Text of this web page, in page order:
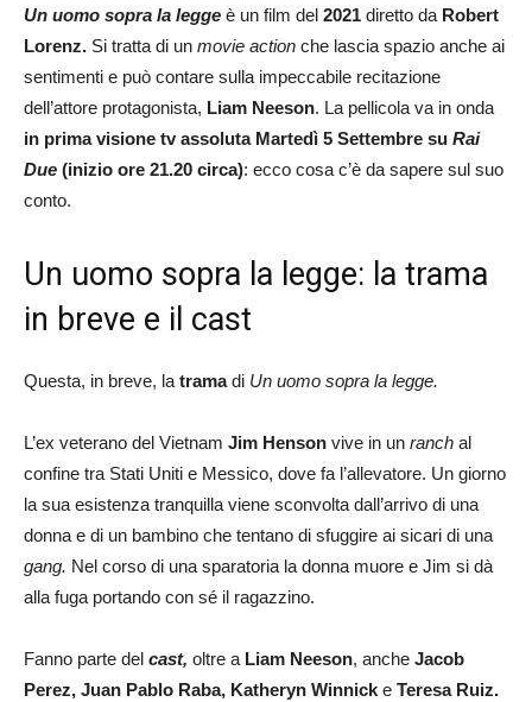
Un uomo sopra la legge è un film del 2021 diretto da Robert
Lorenz. Si tratta di un movie action che lascia spazio anche ai
sentimenti e può contare sulla impeccabile recitazione
dell’attore protagonista, Liam Neeson. La pellicola va in onda
in prima visione tv assoluta Martedì 5 Settembre su Rai
Due (inizio ore 21.20 circa): ecco cosa c’è da sapere sul suo
conto.
Un uomo sopra la legge: la trama
in breve e il cast
Questa, in breve, la tramadi Un uomo sopra la legge.
L’ex veterano del Vietnam Jim Henson vive in un ranch al
confine tra Stati Uniti e Messico, dove fa l’allevatore. Un giorno
la sua esistenza tranquilla viene sconvolta dall’arrivo di una
donna e di un bambino che tentano di sfuggire ai sicari di una
gang. Nel corso di una sparatoria la donna muore e Jim si dà
alla fuga portando con sé il ragazzino.
Fanno parte del cast, oltre a Liam Neeson, anche Jacob
Perez, Juan Pablo Raba, Katheryn Winnick e Teresa Ruiz.